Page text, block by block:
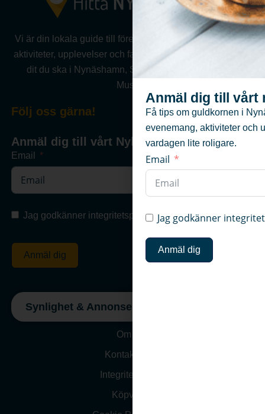
Vi är din lokala guide till företag, föreningar, evenemang,
aktiviteter, upplevelser och fastigheter .Vi hjälper dig hitta
dit du ska i Nynäshamn, Sorunda, Ösmo, Torö eller
Muskö.
Följ oss gärna!
Anmäl dig till vårt Nyhetsbrev
Email
Jag godkänner integritetspolicyn
Anmäl dig
Synlighet & Annonsering
Om oss
Kontakta Oss
Integritetspolicy
Köpvillkor
Anmäl dig till vårt
Få tips om guldkornen i
evenemang, aktiviteter och
vardagen lite roligare.
Email
Jag godkänner
Anmäl dig